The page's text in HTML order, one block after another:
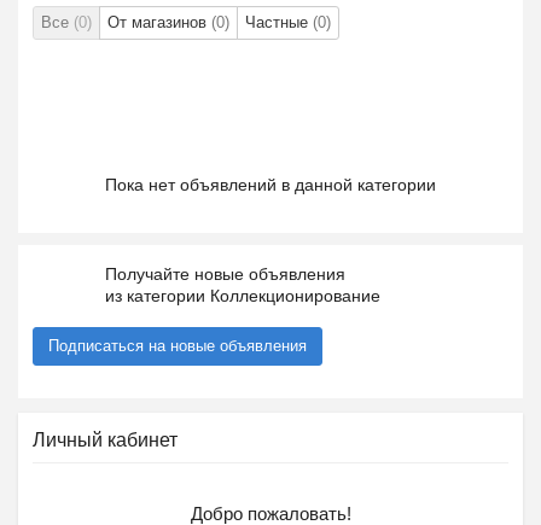
Все (0) От магазинов (0) Частные (0)
Пока нет объявлений в данной категории
Получайте новые объявления
из категории Коллекционирование
Подписаться на новые объявления
Личный кабинет
Добро пожаловать!